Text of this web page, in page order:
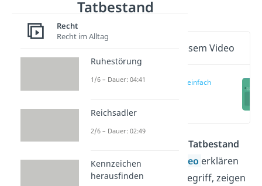
Tatbestand
Wichtige Inhalte in diesem Video
Tatbestand einfach
Du willst wissen, was ein
Tatbestand
ist? Im Artikel und im
Video erklären
wir dir den juristischen Begriff, zeigen
Recht
Recht im Alltag
Ruhestörung
1/6 – Dauer: 04:41
Reichsadler
2/6 – Dauer: 02:49
Kennzeichen
herausfinden